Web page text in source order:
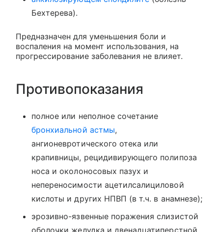
Бехтерева).
Предназначен для уменьшения боли и
воспаления на момент использования, на
прогрессирование заболевания не влияет.
Противопоказания
полное или неполное сочетание
бронхиальной астмы,
ангионевротического отека или
крапивницы, рецидивирующего полипоза
носа и околоносовых пазух и
непереносимости ацетилсалициловой
кислоты и других НПВП (в т.ч. в анамнезе);
эрозивно-язвенные поражения слизистой